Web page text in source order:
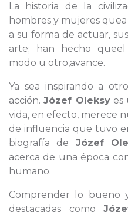
La historia de la
hombres y mujeres
a su forma de actuar,
arte; han hecho
modo u otro,avance.
Ya sea inspirando a
acción.Józef Oleksyes
vida, en efecto, merece
de influencia que tuvo
biografía de Józef
acerca de una época
humano.
Comprender lo bueno
destacadas como